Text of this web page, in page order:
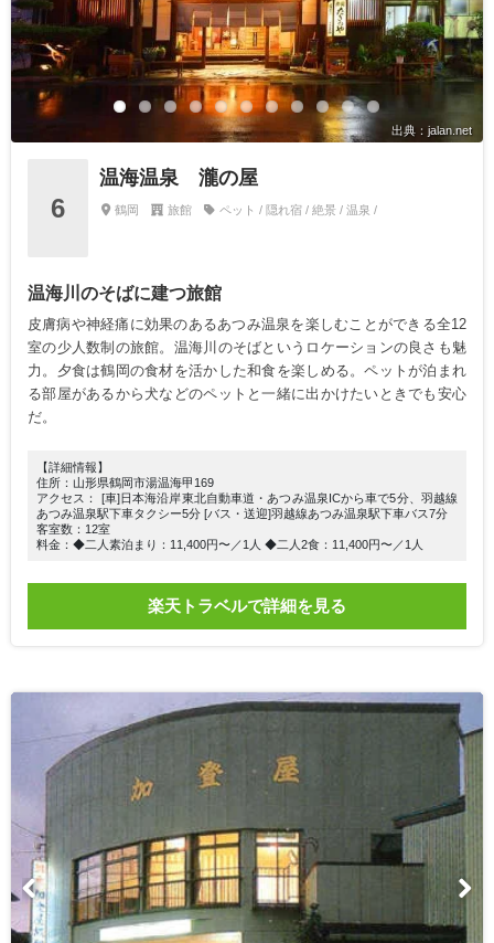
出典：jalan.net
6
温海温泉 瀧の屋
鶴岡 旅館 ペット / 隠れ宿 / 絶景 / 温泉 /
温海川のそばに建つ旅館
皮膚病や神経痛に効果のあるあつみ温泉を楽しむことができる全12
室の少人数制の旅館。温海川のそばというロケーションの良さも魅
力。夕食は鶴岡の食材を活かした和食を楽しめる。ペットが泊まれ
る部屋があるから犬などのペットと一緒に出かけたいときでも安心
だ。
【詳細情報】
住所：山形県鶴岡市湯温海甲169
アクセス： [車]日本海沿岸東北自動車道・あつみ温泉ICから車で5分、羽越線
あつみ温泉駅下車タクシー5分 [バス・送迎]羽越線あつみ温泉駅下車バス7分
客室数：12室
料金：◆二人素泊まり：11,400円〜／1人 ◆二人2食：11,400円〜／1人
楽天トラベルで詳細を見る